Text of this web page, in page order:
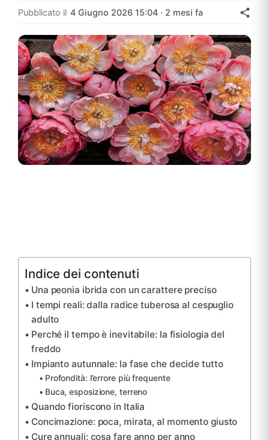
Pubblicato il 4 Giugno 2026 15:04 · 2 mesi fa
Indice dei contenuti
Una peonia ibrida con un carattere preciso
I tempi reali: dalla radice tuberosa al cespuglio
adulto
Perché il tempo è inevitabile: la fisiologia del
freddo
Impianto autunnale: la fase che decide tutto
Profondità: l’errore più frequente
Buca, esposizione, terreno
Quando fioriscono in Italia
Concimazione: poca, mirata, al momento giusto
Cure annuali: cosa fare anno per anno